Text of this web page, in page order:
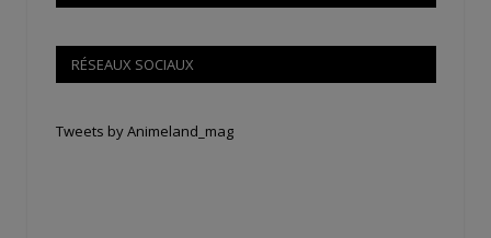
RÉSEAUX SOCIAUX
Tweets by Animeland_mag